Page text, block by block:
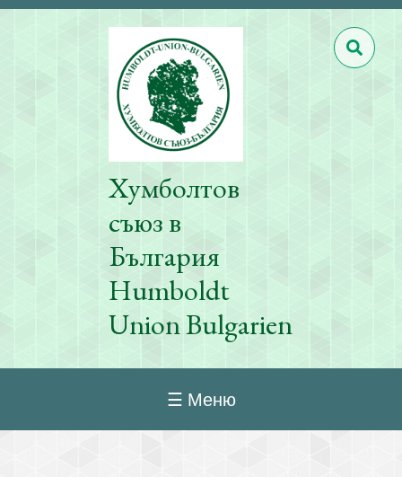
Хумболтов
съюз в
България
Humboldt
Union Bulgarien
☰ Меню